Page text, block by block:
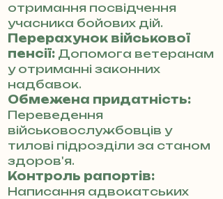
отримання посвідчення
учасника бойових дій.
Перерахунок військової
пенсії: Допомога ветеранам
у отриманні законних
надбавок.
Обмежена придатність:
Переведення
військовослужбовців у
тилові підрозділи за станом
здоров'я.
Контроль рапортів:
Написання адвокатських